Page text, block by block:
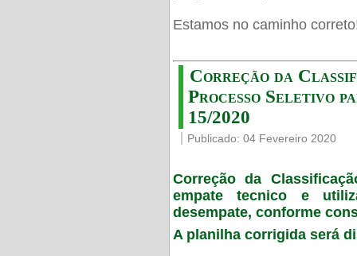
Estamos no caminho
Correção da
Processo Seletivo
15/2020
Publicado: 04 Fevereiro 2020
Correção da
empate tecnico e
desempate, conforme
A planilha corrigida será